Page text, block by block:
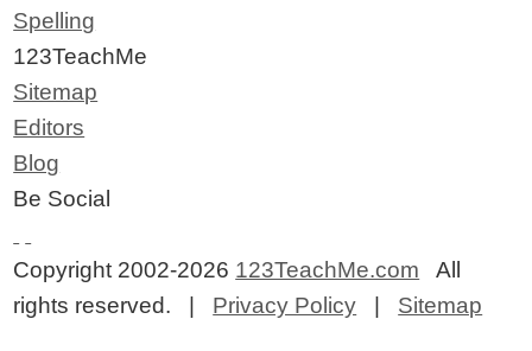
Spelling
123TeachMe
Sitemap
Editors
Blog
Be Social
Copyright 2002-2026 123TeachMe.com All
rights reserved. | Privacy Policy Sitemap